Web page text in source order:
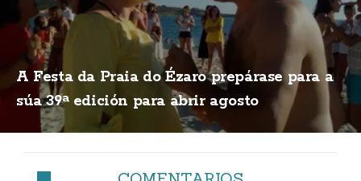
A Festa da Praia do Ézaro prepárase para a
súa 39ª edición para abrir agosto